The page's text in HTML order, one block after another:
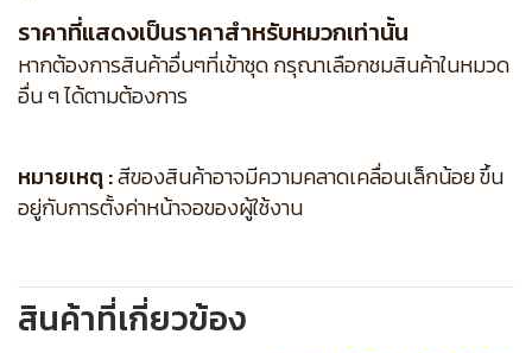
ราคาที่แสดงเป็นราคาสำหรับหมวกเท่านั้น
หากต้องการสินค้าอื่นๆที่เข้าชุด กรุณาเลือกชมสินค้าในหมวด
อื่น ๆ ได้ตามต้องการ
หมายเหตุ :สีของสินค้าอาจมีความคลาดเคลื่อนเล็กน้อย ขึ้น
อยู่กับการตั้งค่าหน้าจอของผู้ใช้งาน
สินค้าที่เกี่ยวข้อง